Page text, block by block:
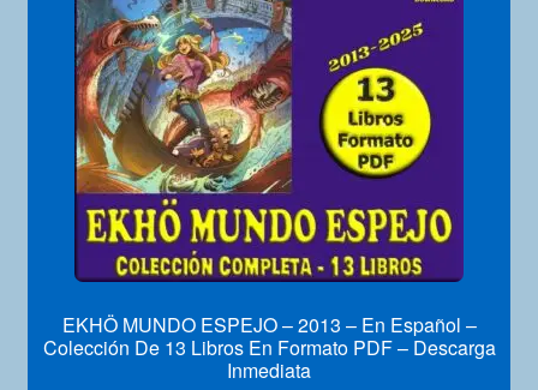
Mi Cuenta
EKHÖ MUNDO ESPEJO – 2013 – En Español –
Colección De 13 Libros En Formato PDF – Descarga
Inmediata